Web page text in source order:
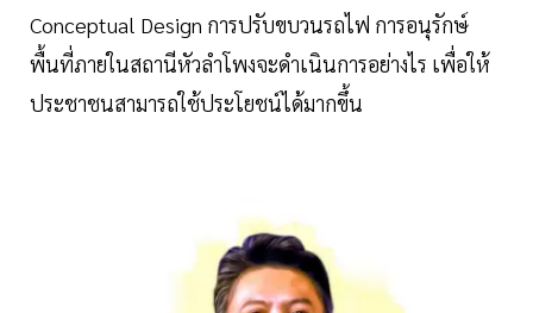
Conceptual Design การปรับขบวนรถไฟ การอนุรักษ์
พื้นที่ภายในสถานีหัวลำโพงจะดำเนินการอย่างไร เพื่อให้
ประชาชนสามารถใช้ประโยชน์ได้มากขึ้น